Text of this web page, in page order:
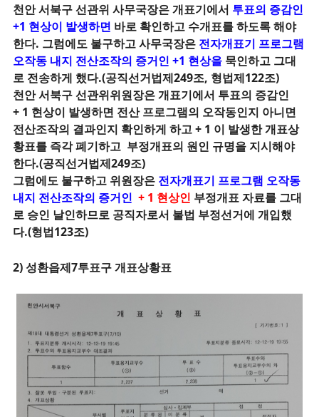
천안 서북구 선관위 사무국장은 개표기에서 투표의 증감인
+1 현상이 발생하면 바로 확인하고 수개표를 하도록 해야
한다. 그럼에도 불구하고 사무국장은 전자개표기 프로그램
오작동 내지 전산조작의 증거인 +1 현상을 묵인하고 그대
로 전송하게 했다.(공직선거법제249조, 형법제122조)
천안 서북구 선관위위원장은 개표기에서 투표의 증감인
+ 1 현상이 발생하면 전산 프로그램의 오작동인지 아니면
전산조작의 결과인지 확인하게 하고 + 1 이 발생한 개표상
황표를 즉각 폐기하고 부정개표의 원인 규명을 지시해야
한다.(공직선거법제249조)
그럼에도 불구하고 위원장은 전자개표기 프로그램 오작동
내지 전산조작의 증거인 + 1 현상인 부정개표 자료를 그대
로 승인 날인하므로 공직자로서 불법 부정선거에 개입했
다.(형법123조)
2) 성환읍제7투표구 개표상황표